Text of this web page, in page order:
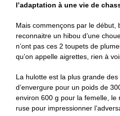
l’adaptation à une vie de
Mais commençons par le début,
reconnaitre un hibou d’une
n’ont pas ces 2 toupets de
qu’on appelle aigrettes, rien à
La hulotte est la plus grande des
d’envergure pour un poids de
environ 600 g pour la femelle, le
ruse pour impressionner